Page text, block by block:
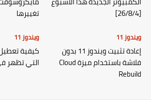
[26/8/4]
تغييرها
ويندوز 11
إعادة تثبيت ويندوز 11 بدون
فلاشة باستخدام ميزة Cloud
Rebuild
ويندوز 11
كيفية تعطيل
التي تظهر